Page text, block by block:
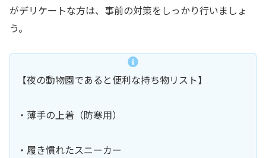
がデリケートな方は、事前の対策をしっかり行いましょ
う。
【夜の動物園であると便利な持ち物リスト】
・薄手の上着（防寒用）
・履き慣れたスニーカー